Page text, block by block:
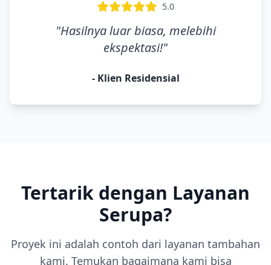
5.0
"Hasilnya luar biasa, melebihi
ekspektasi!"
- Klien Residensial
Tertarik dengan Layanan
Serupa?
Proyek ini adalah contoh dari layanan tambahan
kami. Temukan bagaimana kami bisa